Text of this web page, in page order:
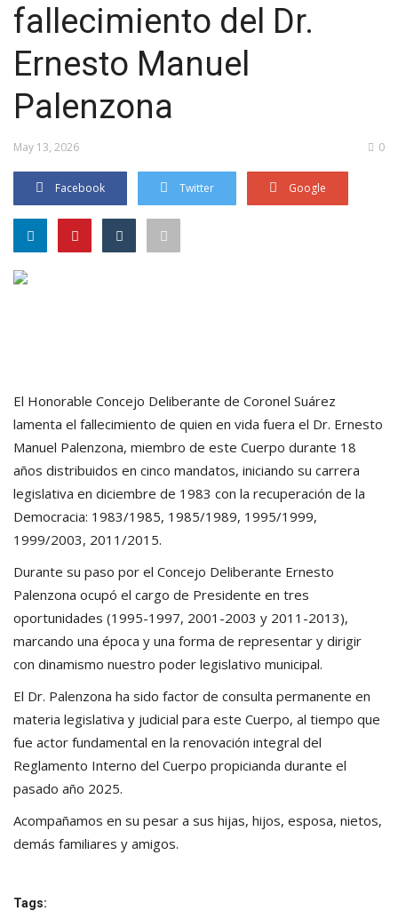
fallecimiento del Dr.
Ernesto Manuel
Palenzona
May 13, 2026 0
Facebook Twitter Google
El Honorable Concejo Deliberante de Coronel Suárez
lamenta el fallecimiento de quien en vida fuera el Dr. Ernesto
Manuel Palenzona, miembro de este Cuerpo durante 18
años distribuidos en cinco mandatos, iniciando su carrera
legislativa en diciembre de 1983 con la recuperación de la
Democracia: 1983/1985, 1985/1989, 1995/1999,
1999/2003, 2011/2015.
Durante su paso por el Concejo Deliberante Ernesto
Palenzona ocupó el cargo de Presidente en tres
oportunidades (1995-1997, 2001-2003 y 2011-2013),
marcando una época y una forma de representar y dirigir
con dinamismo nuestro poder legislativo municipal.
El Dr. Palenzona ha sido factor de consulta permanente en
materia legislativa y judicial para este Cuerpo, al tiempo que
fue actor fundamental en la renovación integral del
Reglamento Interno del Cuerpo propicianda durante el
pasado año 2025.
Acompañamos en su pesar a sus hijas, hijos, esposa, nietos,
demás familiares y amigos.
Tags: